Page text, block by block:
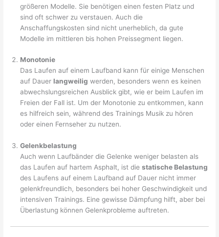
größeren Modelle. Sie benötigen einen festen Platz und
sind oft schwer zu verstauen. Auch die
Anschaffungskosten sind nicht unerheblich, da gute
Modelle im mittleren bis hohen Preissegment liegen.
Monotonie
Das Laufen auf einem Laufband kann für einige Menschen
auf Dauer langweilig werden, besonders wenn es keinen
abwechslungsreichen Ausblick gibt, wie er beim Laufen im
Freien der Fall ist. Um der Monotonie zu entkommen, kann
es hilfreich sein, während des Trainings Musik zu hören
oder einen Fernseher zu nutzen.
Gelenkbelastung
Auch wenn Laufbänder die Gelenke weniger belasten als
das Laufen auf hartem Asphalt, ist diestatische Belastung
des Laufens auf einem Laufband auf Dauer nicht immer
gelenkfreundlich, besonders bei hoher Geschwindigkeit und
intensiven Trainings. Eine gewisse Dämpfung hilft, aber bei
Überlastung können Gelenkprobleme auftreten.